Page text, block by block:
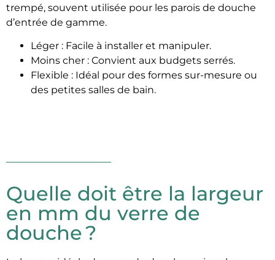
trempé, souvent utilisée pour les parois de douche
d’entrée de gamme.
Léger : Facile à installer et manipuler.
Moins cher : Convient aux budgets serrés.
Flexible : Idéal pour des formes sur-mesure ou
des petites salles de bain.
Quelle doit être la largeur
en mm du verre de
douche ?